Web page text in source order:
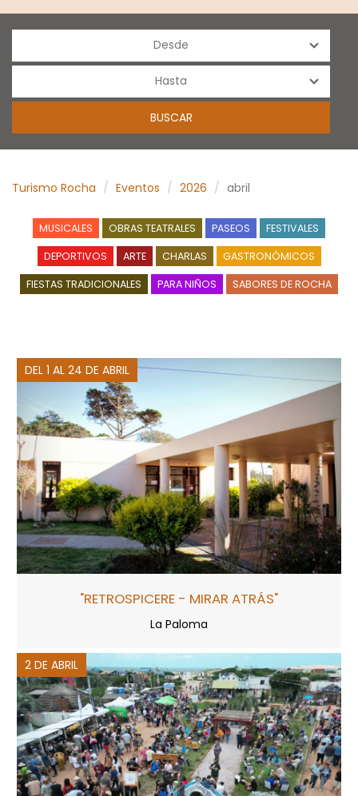
Turismo Rocha Eventos 2026 abril
MUSICALES OBRAS TEATRALES PASEOS FESTIVALES
DEPORTIVOS ARTE CHARLAS GASTRONÓMICOS
FIESTAS TRADICIONALES PARA NIÑOS SABORES DE ROCHA
DEL 1 AL 24 DE ABRIL
"RETROSPICERE - MIRAR ATRÁS"
La Paloma
2 DE ABRIL